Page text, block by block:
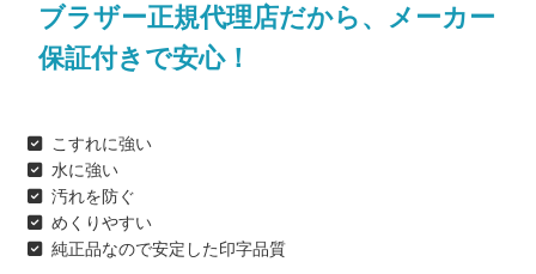
ブラザー正規代理店だから、メーカー
保証付きで安心！
こすれに強い
水に強い
汚れを防ぐ
めくりやすい
純正品なので安定した印字品質